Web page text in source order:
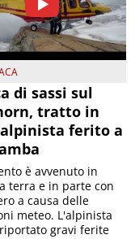
di sassi sul
tratto in
ferito a
è avvenuto in
terra e in parte con
a causa delle
meteo. L'alpinista
gravi ferite